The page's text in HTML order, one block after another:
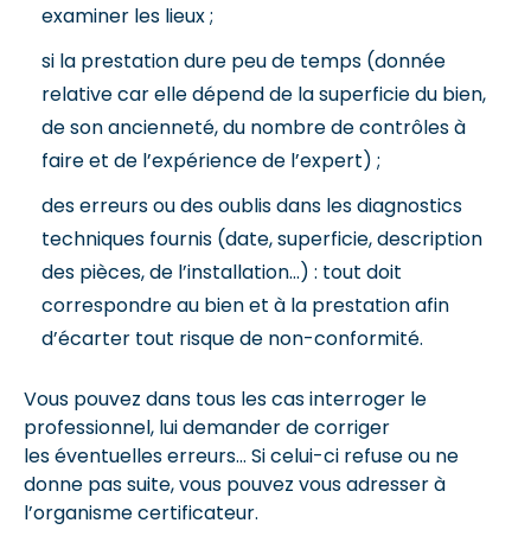
examiner les lieux ;
si la prestation dure peu de temps (donnée
relative car elle dépend de la superficie du bien,
de son ancienneté, du nombre de contrôles à
faire et de l’expérience de l’expert) ;
des erreurs ou des oublis dans les diagnostics
techniques fournis (date, superficie, description
des pièces, de l’installation…) : tout doit
correspondre au bien et à la prestation afin
d’écarter tout risque de non-conformité.
Vous pouvez dans tous les cas interroger le
professionnel, lui demander de corriger
les éventuelles erreurs… Si celui-ci refuse ou ne
donne pas suite, vous pouvez vous adresser à
l’organisme certificateur.